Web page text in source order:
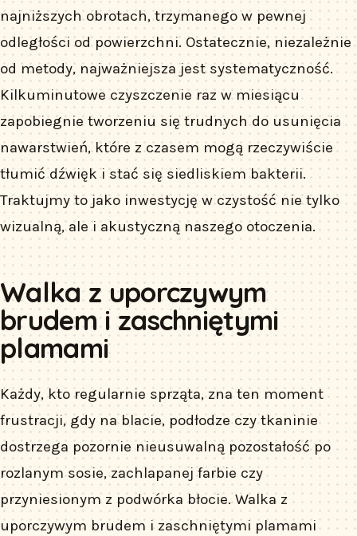
najniższych obrotach, trzymanego w pewnej
odległości od powierzchni. Ostatecznie, niezależnie
od metody, najważniejsza jest systematyczność.
Kilkuminutowe czyszczenie raz w miesiącu
zapobiegnie tworzeniu się trudnych do usunięcia
nawarstwień, które z czasem mogą rzeczywiście
tłumić dźwięk i stać się siedliskiem bakterii.
Traktujmy to jako inwestycję w czystość nie tylko
wizualną, ale i akustyczną naszego otoczenia.
Walka z uporczywym
brudem i zaschniętymi
plamami
Każdy, kto regularnie sprząta, zna ten moment
frustracji, gdy na blacie, podłodze czy tkaninie
dostrzega pozornie nieusuwalną pozostałość po
rozlanym sosie, zachlapanej farbie czy
przyniesionym z podwórka błocie. Walka z
uporczywym brudem i zaschniętymi plamami